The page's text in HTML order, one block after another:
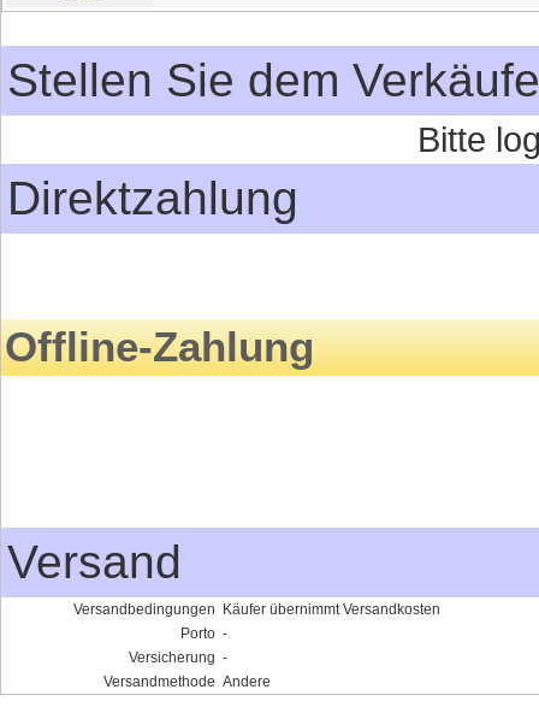
Stellen Sie dem
Bitte
Direktzahlung
Offline-Zahlung
Versand
Versandbedingungen
Käufer übernimmt Versandkosten
Porto -
Versicherung -
Versandmethode Andere